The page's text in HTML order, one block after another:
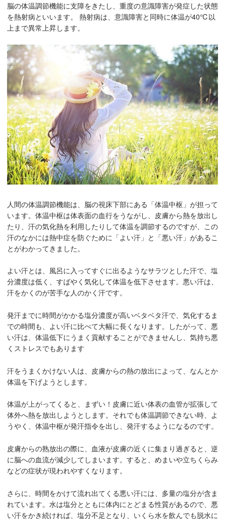
脳の体温調節機能に支障をきたし、重度の意識障害が発症した状態
を熱射病といいます。 熱射病は、意識障害と同時に体温が40℃以
上まで異常上昇します。
人間の体温調節機能は、脳の視床下部にある「体温中枢」が担って
います。体温中枢は体表面の血行をうながし、皮膚から熱を放出し
たり、汗の気化熱を利用したりして体温を調節するのですが、この
汗のなかには熱中症を防ぐために「よい汗」と「悪い汗」があるこ
とがわかってきました。
よい汗とは、風呂に入ってすぐに出るようなサラツとした汗で、塩
分濃度は低く、すばやく気化して体温を低下させます。悪い汗は、
汗をかくのが苦手な人のかく汗です。
発汗までに時間がかかる塩分濃度が高いベタベタ汗で、気化するま
での時間も、よい汗に比べて大幅に長くなります。したがって、悪
い汗は、体温低下にうまく貢献することができませんし、気持ち悪
くストレスでもあります
汗をうまくかけない人は、皮膚からの熱の放出によって、なんとか
体温を下げようとします。
体温が上がってくると、まずい！皮膚に近い体表の血管が拡張して
体外へ熱を放出しようとします。それでも体温調節できない時、よ
うやく、体温中枢が発汗指令を出し、発汗するようになるのです。
皮膚からの熟放出の際に、血液が皮膚の近くに集まり過ぎると、逆
に脳への血流が減少してしまいます。すると、めまいや立ちくらみ
などの症状が現われやすくなります。
さらに、時間をかけて流れ出てくる悪い汗には、多量の塩分が含ま
れています。水は塩分とともに体内にとどまる性質があるので、悪
い汗をかき続ければ、塩分不足となり、いくら水を飲んでも脱水に